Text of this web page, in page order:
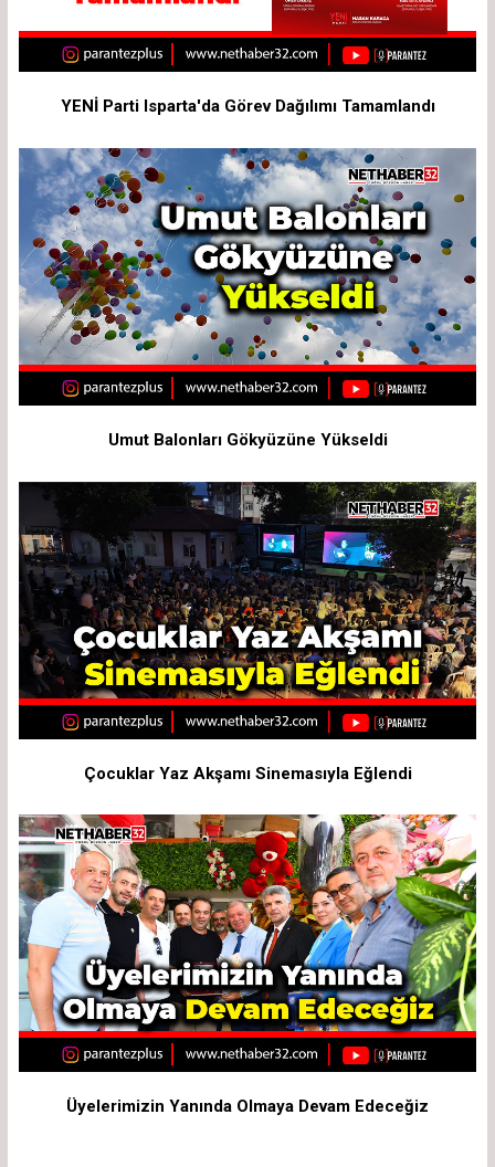
YENİ Parti Isparta'da Görev Dağılımı Tamamlandı
Umut Balonları Gökyüzüne Yükseldi
Çocuklar Yaz Akşamı Sinemasıyla Eğlendi
Üyelerimizin Yanında Olmaya Devam Edeceğiz